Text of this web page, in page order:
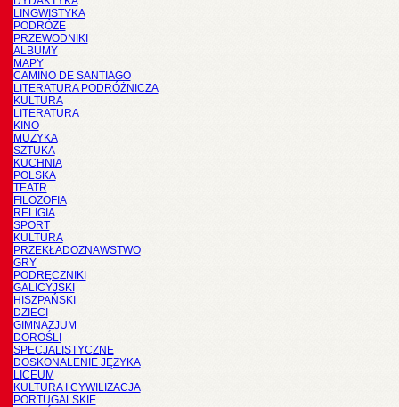
LINGWISTYKA
PODRÓŻE
PRZEWODNIKI
ALBUMY
MAPY
CAMINO DE SANTIAGO
LITERATURA PODRÓŻNICZA
KULTURA
LITERATURA
KINO
MUZYKA
SZTUKA
KUCHNIA
POLSKA
TEATR
FILOZOFIA
RELIGIA
SPORT
KULTURA
PRZEKŁADOZNAWSTWO
GRY
PODRĘCZNIKI
GALICYJSKI
HISZPAŃSKI
DZIECI
GIMNAZJUM
DOROŚLI
SPECJALISTYCZNE
DOSKONALENIE JĘZYKA
LICEUM
KULTURA I CYWILIZACJA
PORTUGALSKIE